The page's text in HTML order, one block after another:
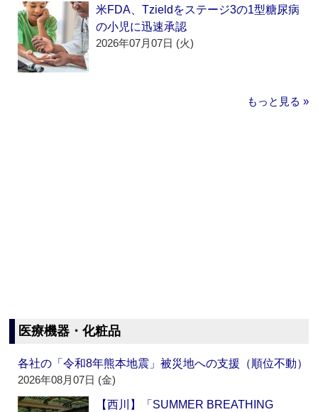
米FDA、Tzieldをステージ3の1型糖尿病
の小児に迅速承認
2026年07月07日 (火)
もっと見る »
医療機器・化粧品
各社の「令和8年熊本地震」被災地への支援（順位不動）
2026年08月07日 (金)
【西川】「SUMMER BREATHING